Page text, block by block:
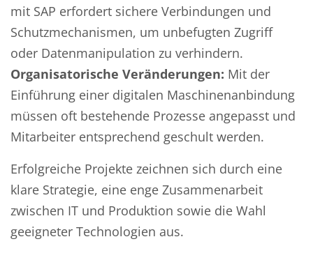
mit SAP erfordert sichere Verbindungen und
Schutzmechanismen, um unbefugten Zugriff
oder Datenmanipulation zu verhindern.
Organisatorische Veränderungen: Mit der
Einführung einer digitalen Maschinenanbindung
müssen oft bestehende Prozesse angepasst und
Mitarbeiter entsprechend geschult werden.
Erfolgreiche Projekte zeichnen sich durch eine
klare Strategie, eine enge Zusammenarbeit
zwischen IT und Produktion sowie die Wahl
geeigneter Technologien aus.